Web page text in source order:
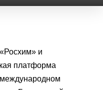
и
платформа